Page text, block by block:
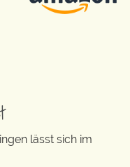
lässt sich im